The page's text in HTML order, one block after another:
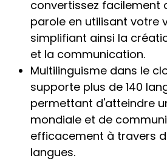
convertissez facilement
parole en utilisant votre
simplifiant ainsi la
et la communication.
Multilinguisme dans le
supporte plus de 140
permettant d'atteindre
mondiale et de
efficacement à travers
langues.